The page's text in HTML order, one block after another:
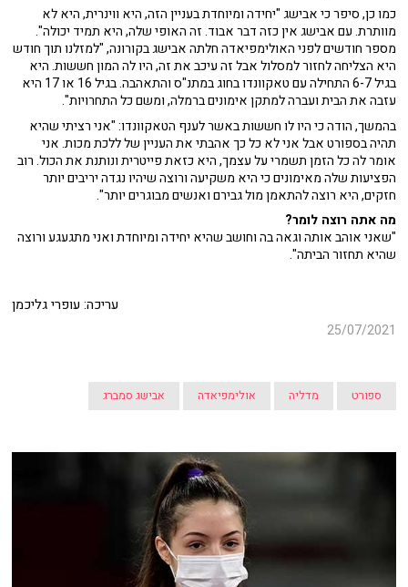
כמו כן, סיפר כי אבישג "יחידה ומיוחדת בעניין הזה, היא ווינרית, היא לא
מוותרת. עם אבישג אין כזה דבר אבוד. זה האופי שלה, היא תמיד יכולה".
מספר חודשים לפני האולימפיאדה חלתה אבישג בקורונה, "למזלנו תוך חודש
היא הצליחה לחזור למסלול אבל זה עיכב את זה, היו לה המון חששות. היא
בגיל 6-7 התחילה עם טאקוונדו בחוג במתנ"ס והתאהבה. בגיל 16 או 17 היא
עזבה את הבית ועברה למתקן אימונים ברמלה, ומשם כל התחרויות".
בהמשך, הודה כי היו לו חששות באשר לענף הטאקוונדו: "אני רציתי שהיא
תהיה בספורט אבל אני לא כל כך אהבתי את העניין של ללכת מכות. אני
אומר לה כל הזמן תשמרי על עצמך, היא כזאת פייטרית ונותנת את הכול. רוב
הפציעות שלה מאימונים כי היא משקיעה ורוצה שיהיו נגדה יריבים יותר
חזקים, היא רוצה להתאמן מול גבירם ואנשים מבוגרים יותר".
מה אתה רוצה לומר?
"שאני אוהב אותה וגאה בה וחושב שהיא יחידה ומיוחדת ואני מתגעגע ורוצה
שהיא תחזור הביתה".
עריכה: עופרי גליכמן
25/07/2021
ספורט מדליה אולימפיאדה אבישג סמברג